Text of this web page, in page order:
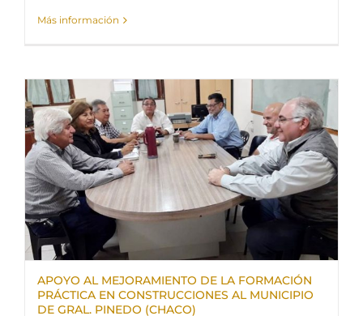
Más información
APOYO AL MEJORAMIENTO DE LA FORMACIÓN
PRÁCTICA EN CONSTRUCCIONES AL MUNICIPIO
DE GRAL. PINEDO (CHACO)